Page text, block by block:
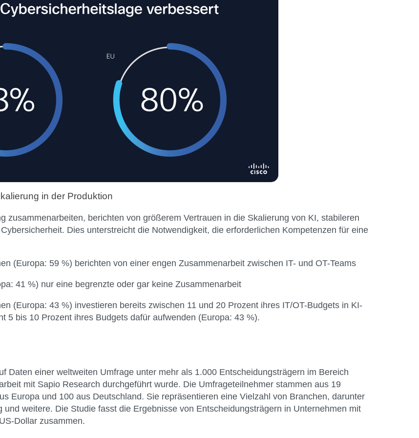
in der Produktion
zusammenarbeiten, berichten von größerem Vertrauen in die Skalierung von KI, stabileren
Dies unterstreicht die Notwendigkeit, die erforderlichen Kompetenzen für eine
(Europa: 59 %) berichten von einer engen Zusammenarbeit zwischen IT- und OT-Teams
41 %) nur eine begrenzte oder gar keine Zusammenarbeit
(Europa: 43 %) investieren bereits zwischen 11 und 20 Prozent ihres IT/OT-Budgets in KI-
5 bis 10 Prozent ihres Budgets dafür aufwenden (Europa: 43 %).
Daten einer weltweiten Umfrage unter mehr als 1.000 Entscheidungsträgern im Bereich
mit Sapio Research durchgeführt wurde. Die Umfrageteilnehmer stammen aus 19
Europa und 100 aus Deutschland. Sie repräsentieren eine Vielzahl von Branchen, darunter
weitere. Die Studie fasst die Ergebnisse von Entscheidungsträgern in Unternehmen mit
Dollar zusammen.